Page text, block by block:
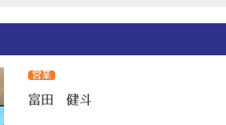
営業
富田 健斗